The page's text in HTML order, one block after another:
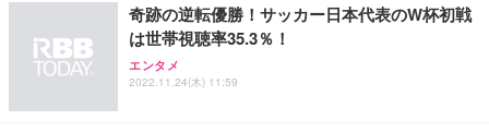
務用 おしゃれ パソコンチェア (ブラック)
Sezlife オフィスチェア デスクチェア 疲れない テレ
ワーク チェア 強化バックレスト 30度ロッキング機
能 人間工学 椅子 腰サポート 90度跳ね上げ式アーム
【整備済み品】Dell E2724HS 27インチ 液晶モニタ
ー フルHD（1920×1080）VA 非光沢 HDMI/DisplayP
ort/VGA スピーカー内蔵 高さ調整 スイベル VESA対
Smart Basic(スマートベーシック) 【Amazon.co.jp
限定】 Smart Basic アイリスオーヤマ ペットシーツ
超厚型 お徳用 ワイド 100枚入 (x 1) (ケース販売)
奇跡の逆転優勝！サッカー日本代表のW杯初戦
は世帯視聴率35.3％！
エンタメ
2022.11.24(木) 11:59